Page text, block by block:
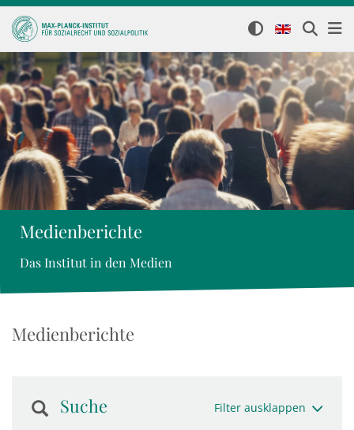
Medienberichte
Das Institut in den Medien
Medienberichte
Suche Filter ausklappen